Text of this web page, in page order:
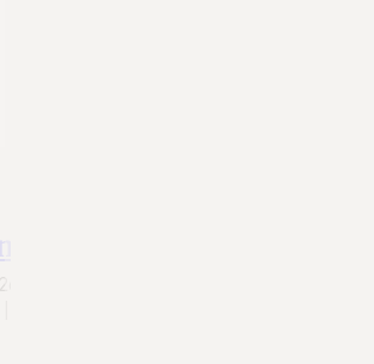
QASHQAI
| 2011 | 153.599 km | Benzine |